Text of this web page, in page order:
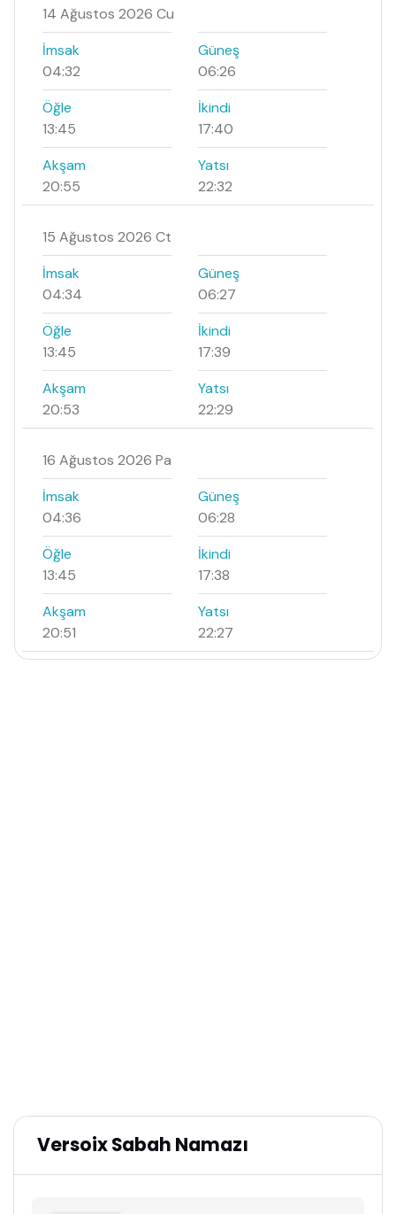
14 Ağustos 2026 Cu
İmsak
04:32
Güneş
06:26
Öğle
13:45
İkindi
17:40
Akşam
20:55
Yatsı
22:32
15 Ağustos 2026 Ct
İmsak
04:34
Güneş
06:27
Öğle
13:45
İkindi
17:39
Akşam
20:53
Yatsı
22:29
16 Ağustos 2026 Pa
İmsak
04:36
Güneş
06:28
Öğle
13:45
İkindi
17:38
Akşam
20:51
Yatsı
22:27
Versoix Sabah Namazı